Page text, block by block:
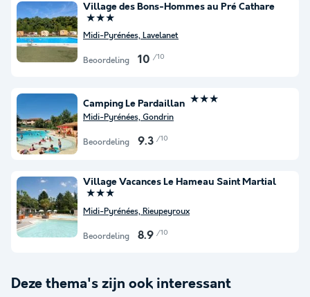
Village des Bons-Hommes au Pré Cathare
★★★
Midi-Pyrénées, Lavelanet
Beoordeling 10 /10
Camping Le Pardaillan ★★★
Midi-Pyrénées, Gondrin
Beoordeling 9.3 /10
Village Vacances Le Hameau Saint Martial
★★★
Midi-Pyrénées, Rieupeyroux
Beoordeling 8.9 /10
Deze thema's zijn ook interessant